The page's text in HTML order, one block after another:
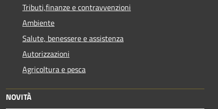
Tributi,finanze e contravvenzioni
Ambiente
Salute, benessere e assistenza
Autorizzazioni
Agricoltura e pesca
NOVITÀ